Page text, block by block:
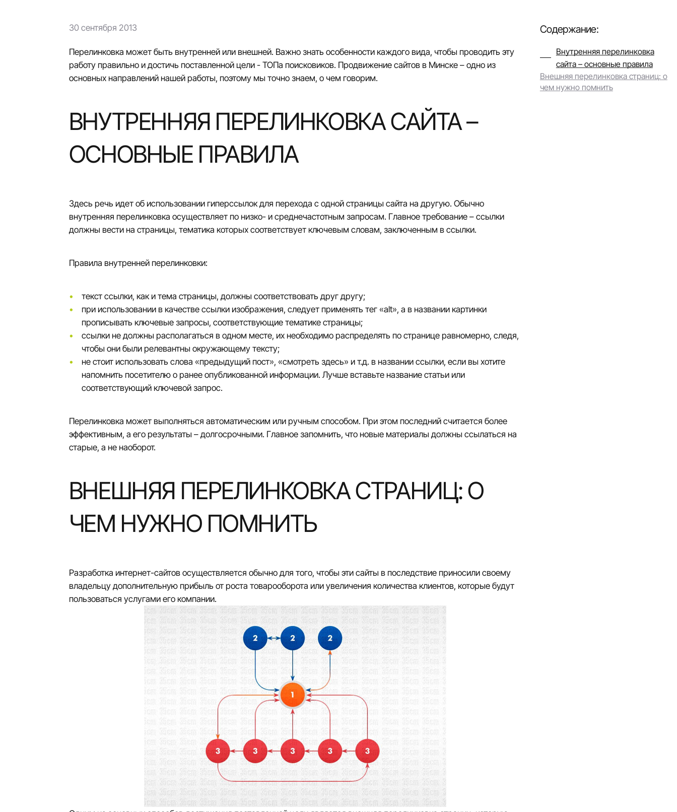
30 сентября 2013
Перелинковка может быть внутренней или внешней. Важно знать особенности каждого вида, чтобы проводить эту
работу правильно и достичь поставленной цели - ТОПа поисковиков. Продвижение сайтов в Минске– одно из
основных направлений нашей работы, поэтому мы точно знаем, о чем говорим.
ВНУТРЕННЯЯ ПЕРЕЛИНКОВКА САЙТА –
ОСНОВНЫЕ ПРАВИЛА
Здесь речь идет об использовании гиперссылок для перехода с одной страницы сайта на другую. Обычно
внутренняя перелинковка осуществляет по низко- и среднечастотным запросам. Главное требование – ссылки
должны вести на страницы, тематика которых соответствует ключевым словам, заключенным в ссылки.
Правила внутренней перелинковки:
текст ссылки, как и тема страницы, должны соответствовать друг другу;
при использовании в качестве ссылки изображения, следует применять тег «alt», а в названии картинки
прописывать ключевые запросы, соответствующие тематике страницы;
ссылки не должны располагаться в одном месте, их необходимо распределять по странице равномерно, следя,
чтобы они были релевантны окружающему тексту;
не стоит использовать слова «предыдущий пост», «смотреть здесь» и т.д. в названии ссылки, если вы хотите
напомнить посетителю о ранее опубликованной информации. Лучше вставьте название статьи или
соответствующий ключевой запрос.
Перелинковка может выполняться автоматическим или ручным способом. При этом последний считается более
эффективным, а его результаты – долгосрочными. Главное запомнить, что новые материалы должны ссылаться на
старые, а не наоборот.
ВНЕШНЯЯ ПЕРЕЛИНКОВКА СТРАНИЦ: О
ЧЕМ НУЖНО ПОМНИТЬ
Разработка интернет-сайтовосуществляется обычно для того, чтобы эти сайты в последствие приносили своему
владельцу дополнительную прибыль от роста товарооборота или увеличения количества клиентов, которые будут
пользоваться услугами его компании.
Содержание:
Внутренняя перелинковка
сайта – основные правила
Внешняя перелинковка страниц: о
чем нужно помнить